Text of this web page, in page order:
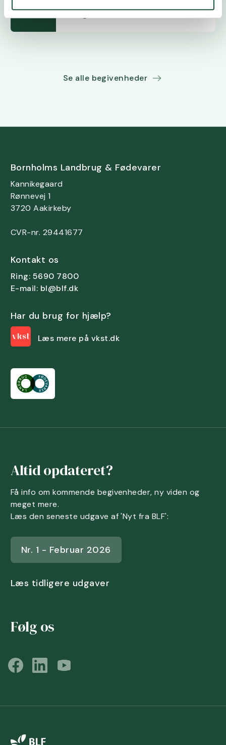
Se alle begivenheder
Bornholms Landbrug & Fødevarer
Kannikegaard
Rønnevej 1
3720 Aakirkeby
CVR-nr. 29441677
Kontakt os
Ring: 5690 7800
E-mail: bl@blf.dk
Har du brug for hjælp?
Læs mere på vkst.dk
Altid opdateret?
Få info om kommende begivenheder, ny viden og
meget mere.
Læs den seneste udgave af 'Nyt fra BLF':
Nr. 1 - Februar 2026
Læs tidligere udgaver
Følg os